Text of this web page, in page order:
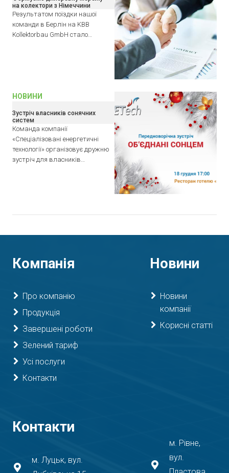
на колектори з Німеччини
Результатом поїздки нашої
команди в Берлін на KBB
Kollektorbau GmbH стало…
НОВИНИ
Зустріч власників сонячних
систем
Команда компанії
«Спеціалізовані енергетичні
технології» організовує дружню
зустріч для власників…
Компанія
Про компанію
Продукція
Завершені роботи
Зелений тариф
Усі послуги
Контакти
Новини
Новини
компанії
Корисні статті
Контакти
м. Луцьк, вул.
м. Рівне,
вул.